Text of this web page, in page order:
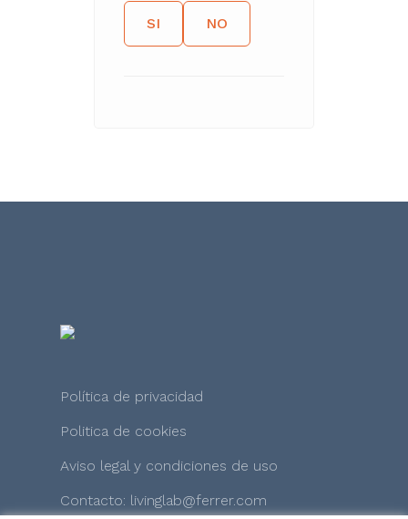
SI NO
Política de privacidad
Politica de cookies
Aviso legal y condiciones de uso
Contacto: livinglab@ferrer.com